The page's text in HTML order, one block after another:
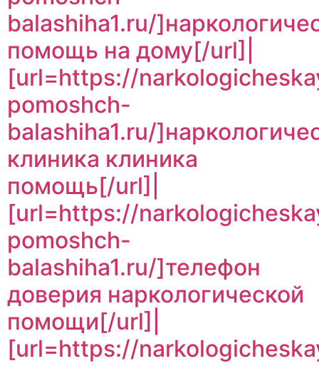
balashiha1.ru/
помощь на дому[/url]|
[url=https://
pomoshch-
balashiha1.ru/
клиника клиника
помощь[/url]|
[url=https://
pomoshch-
balashiha1.ru/]телефон
доверия наркологической
помощи[/url]|
[url=https://